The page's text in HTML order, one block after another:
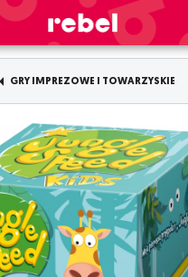
GRY IMPREZOWE I TOWARZYSKIE